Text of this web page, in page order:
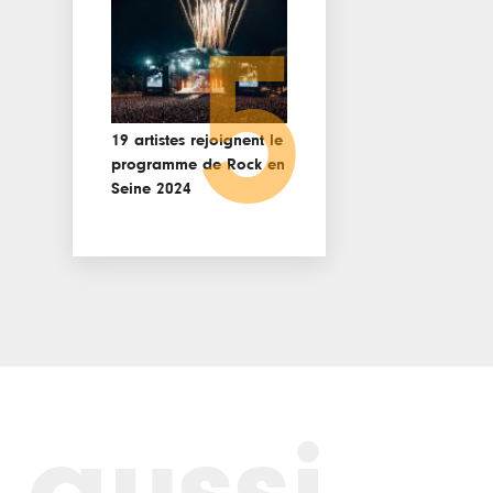
19 artistes rejoignent le
programme de Rock en
Seine 2024 5